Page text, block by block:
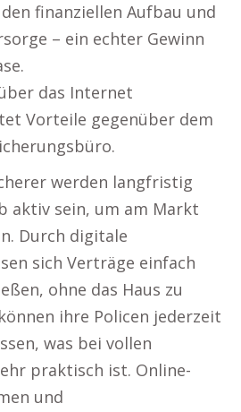
finanziellen Aufbau und
– ein echter Gewinn
das Internet
Vorteile gegenüber dem
werden langfristig
aktiv sein, um am Markt
Durch digitale
sich Verträge einfach
ohne das Haus zu
ihre Policen jederzeit
was bei vollen
praktisch ist. Online-
und